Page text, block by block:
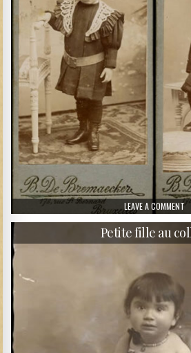
LEAVE A COMMENT
Petite fille au